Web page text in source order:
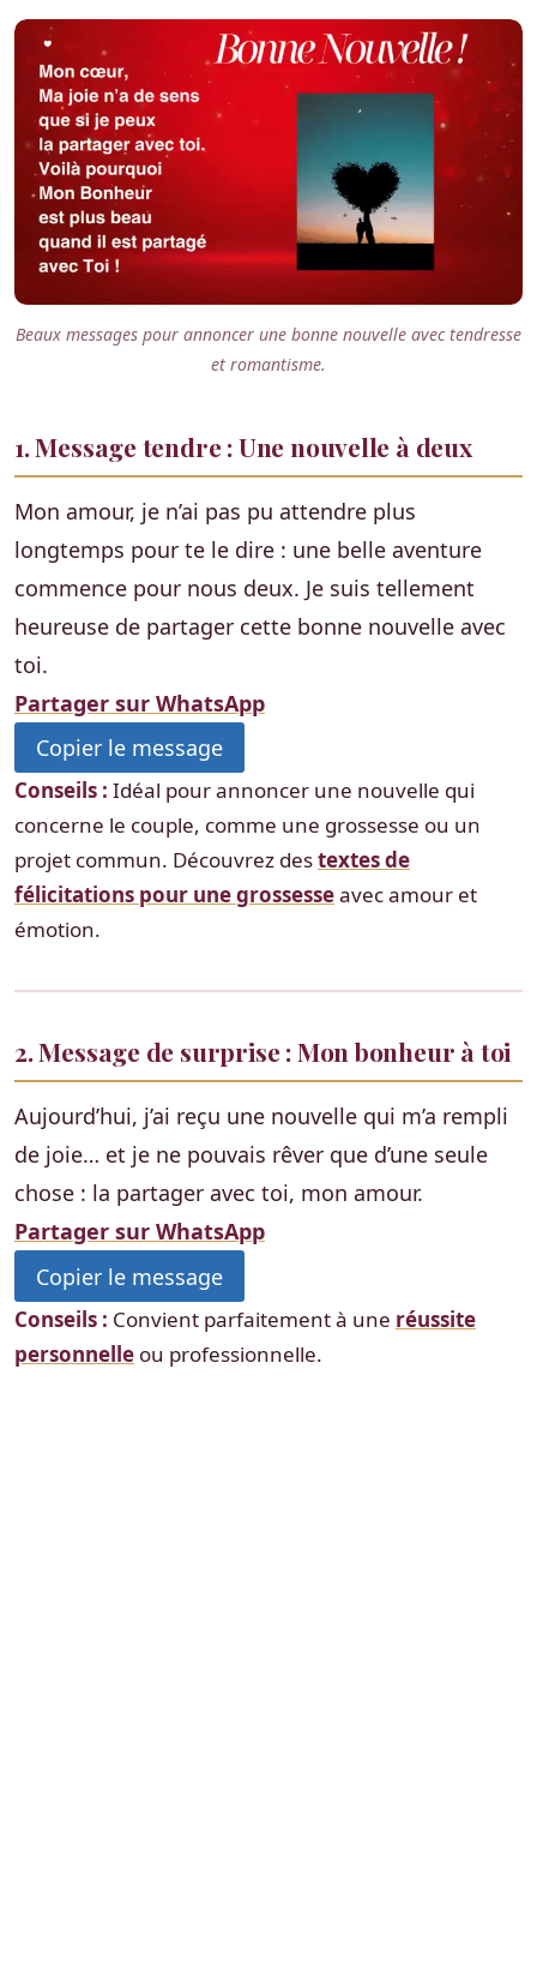
Beaux messages pour annoncer une bonne nouvelle avec tendresse
et romantisme.
1. Message tendre : Une nouvelle à deux
Mon amour, je n’ai pas pu attendre plus
longtemps pour te le dire : une belle aventure
commence pour nous deux. Je suis tellement
heureuse de partager cette bonne nouvelle avec
toi.
Partager sur WhatsApp
Copier le message
Conseils : Idéal pour annoncer une nouvelle qui
concerne le couple, comme une grossesse ou un
projet commun. Découvrez destextes de
félicitations pour une grossesseavec amour et
émotion.
2. Message de surprise : Mon bonheur à toi
Aujourd’hui, j’ai reçu une nouvelle qui m’a rempli
de joie… et je ne pouvais rêver que d’une seule
chose : la partager avec toi, mon amour.
Partager sur WhatsApp
Copier le message
Conseils : Convient parfaitement à une réussite
personnelle ou professionnelle.